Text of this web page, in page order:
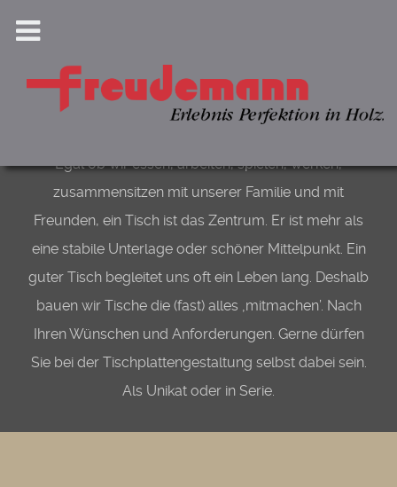
Zu Tisch!
Egal ob wir essen, arbeiten, spielen, werken,
zusammensitzen mit unserer Familie und mit
Freunden, ein Tisch ist das Zentrum. Er ist mehr als
eine stabile Unterlage oder schöner Mittelpunkt. Ein
guter Tisch begleitet uns oft ein Leben lang. Deshalb
bauen wir Tische die (fast) alles ‚mitmachen’. Nach
Ihren Wünschen und Anforderungen. Gerne dürfen
Sie bei der Tischplattengestaltung selbst dabei sein.
Als Unikat oder in Serie.